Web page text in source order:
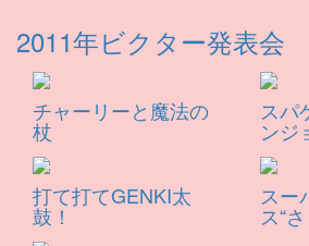
2011年ビクター発表会
チャーリーと魔法の
杖
スパ
ンジ
打て打てGENKI太
鼓！
スー
ス“